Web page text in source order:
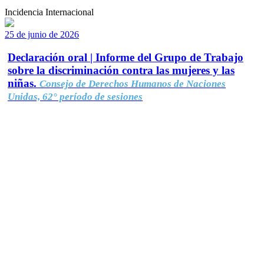
Incidencia Internacional
25 de junio de 2026
Declaración oral | Informe del Grupo de Trabajo
sobre la discriminación contra las mujeres y las
niñas. Consejo de Derechos Humanos de Naciones
Unidas, 62° período de sesiones